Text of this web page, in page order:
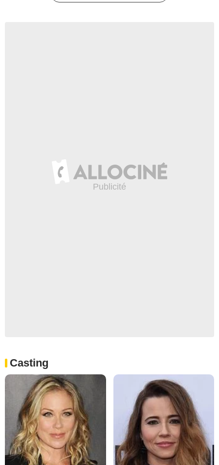
Casting